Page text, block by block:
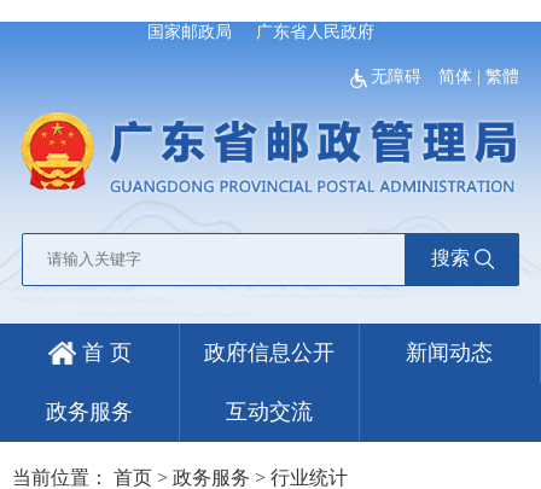
国家邮政局 广东省人民政府
无障碍 简体 |繁體
搜索
首 页 政府信息公开 新闻动态
政务服务 互动交流
当前位置： 首页 > 政务服务 > 行业统计